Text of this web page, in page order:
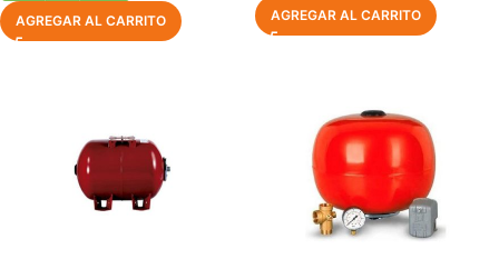
AGREGAR AL CARRITO AGREGAR AL CARRITO